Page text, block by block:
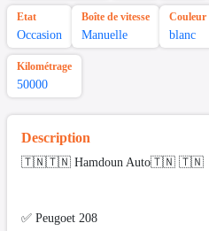
Etat
Occasion
Boîte de vitesse
Manuelle
Couleur
blanc
Kilométrage
50000
Description
🇹🇳🇹🇳 Hamdoun Auto🇹🇳 🇹🇳
✅ Peugoet 208